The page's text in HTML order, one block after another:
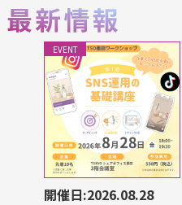
EVENT
開催日:2026.08.28